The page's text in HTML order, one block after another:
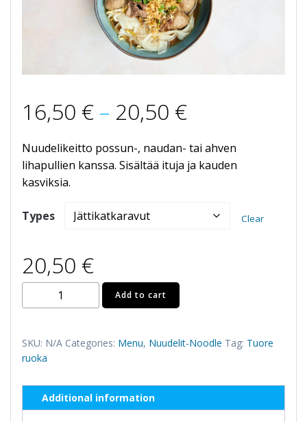
16,50 € – 20,50 €Price
range:
16,50 €
through
Nuudelikeitto possun-, naudan- tai ahven
lihapullien kanssa. Sisältää ituja ja kauden
kasviksia.
Types Clear
20,50 €
KUAY
REUA
(A,
quantity
Add to cart
SKU: N/A Categories: Menu, Nuudelit-Noodle Tag: Tuore
ruoka
Additional information